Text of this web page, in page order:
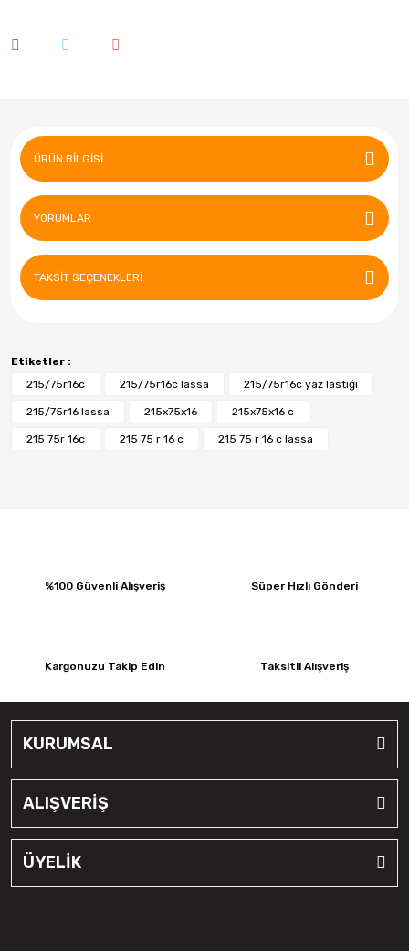
ÜRÜN BILGISI
YORUMLAR
TAKSIT SEÇENEKLERI
Etiketler :
215/75r16c
215/75r16c lassa 215/75r16c yaz lastiği
215/75r16 lassa 215x75x16 215x75x16 c
215 75r 16c 215 75 r 16 c 215 75 r 16 c lassa
%100 Güvenli Alışveriş Süper Hızlı Gönderi
Kargonuzu Takip Edin Taksitli Alışveriş
KURUMSAL
ALIŞVERİŞ
ÜYELİK